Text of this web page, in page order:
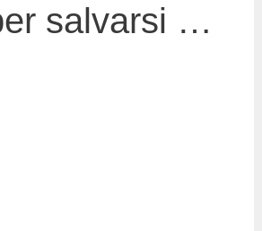
salvarsi …